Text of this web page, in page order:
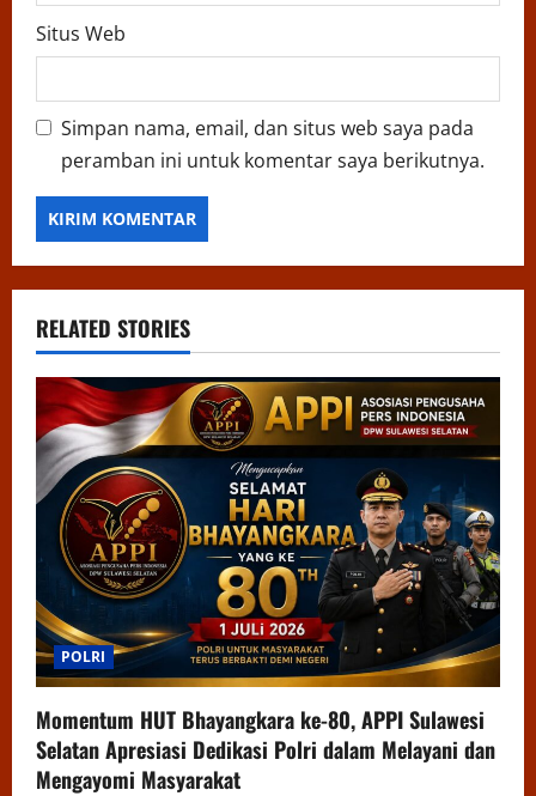
Situs Web
Simpan nama, email, dan situs web saya pada
peramban ini untuk komentar saya berikutnya.
RELATED STORIES
POLRI
Momentum HUT Bhayangkara ke-80, APPI Sulawesi
Selatan Apresiasi Dedikasi Polri dalam Melayani dan
Mengayomi Masyarakat